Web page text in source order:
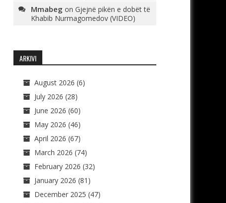
Mmabeg on Gjejnë pikën e dobët të
Khabib Nurmagomedov (VIDEO)
ARKIVI
August 2026 (6)
July 2026 (28)
June 2026 (60)
May 2026 (46)
April 2026 (67)
March 2026 (74)
February 2026 (32)
January 2026 (81)
December 2025 (47)